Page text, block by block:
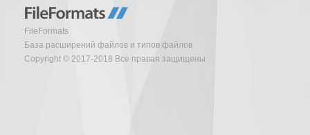
FileFormats
База расширений файлов и типов файлов
Copyright © 2017-2018 Все правая защищены